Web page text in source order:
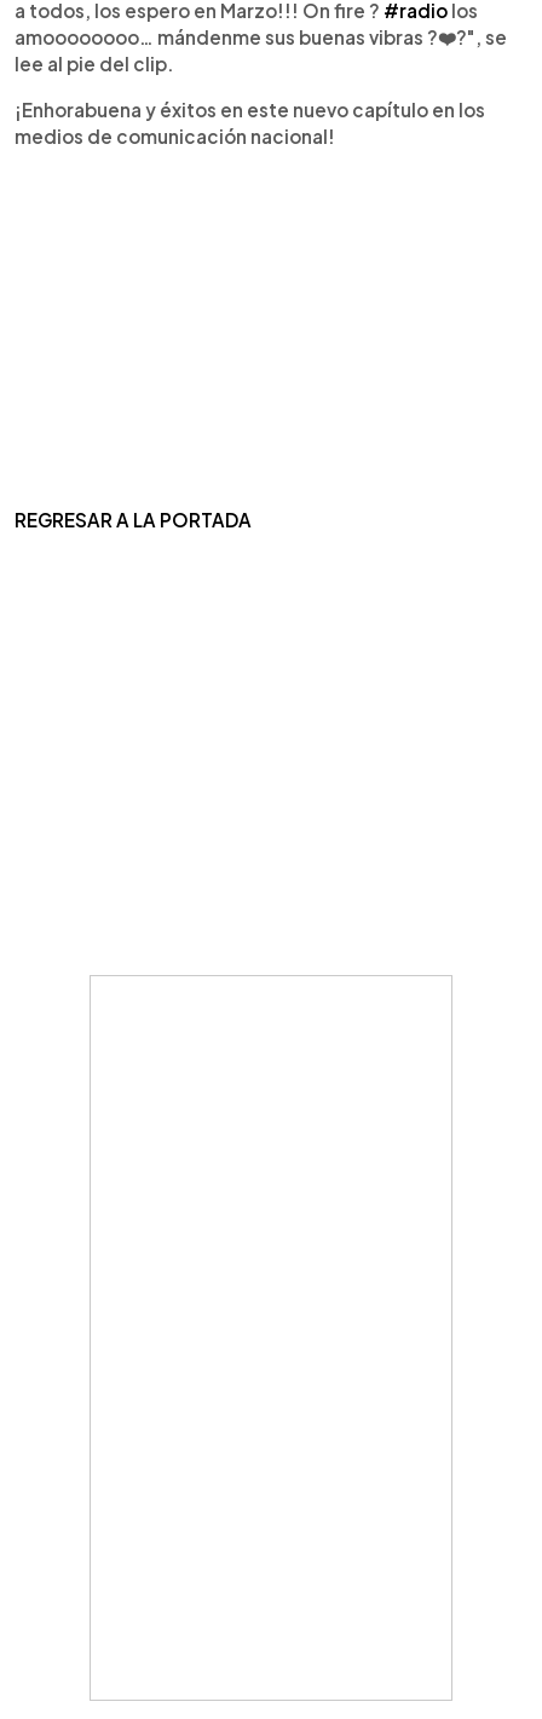
a todos, los espero en Marzo!!! On fire ? #radio los
amoooooooo… mándenme sus buenas vibras ?❤️?", se
lee al pie del clip.
¡Enhorabuena y éxitos en este nuevo capítulo en los
medios de comunicación nacional!
REGRESAR A LA PORTADA